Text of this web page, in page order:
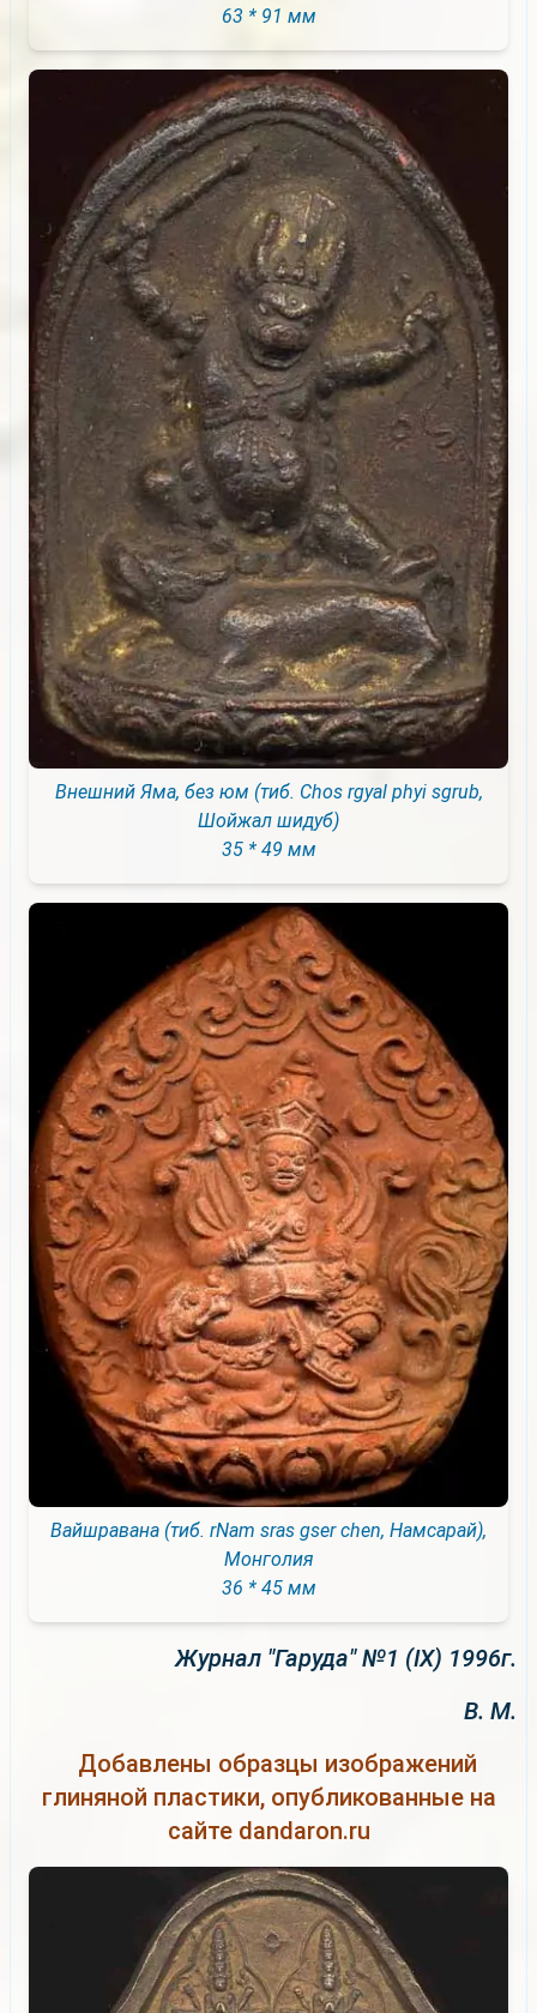
63 * 91 мм
Внешний Яма, без юм (тиб. Chos rgyal phyi sgrub,
Шойжал шидуб)
35 * 49 мм
Вайшравана (тиб. rNam sras gser chen, Намсарай),
Монголия
36 * 45 мм
Журнал "Гаруда" №1 (IX) 1996г.
В. М.
Добавлены образцы изображений
глиняной пластики, опубликованные на
сайте dandaron.ru